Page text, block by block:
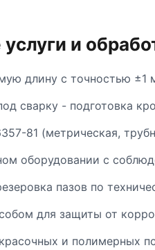
и
длину с точностью ±1
сварку - подготовка
81 (метрическая,
оборудовании с
пазов по
для защиты от
и полимерных